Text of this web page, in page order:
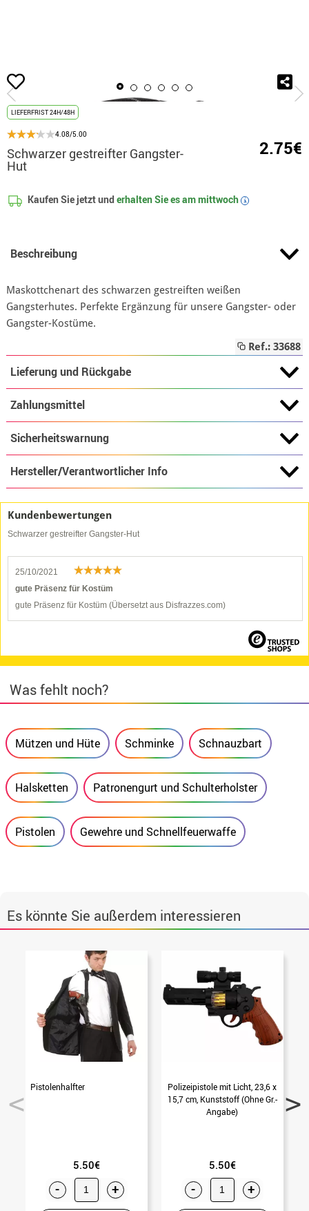
Beginn Schwarzer gestreifter Gangster-Hut
LIEFERFRIST 24H/48H
4.08/5.00
Schwarzer gestreifter Gangster-
Hut
2.75€
Kaufen Sie jetzt underhalten Sie es ammittwoch i
Beschreibung
Maskottchenart des schwarzen gestreiften weißen
Gangsterhutes. Perfekte Ergänzung für unsere Gangster- oder
Gangster-Kostüme.
Ref.: 33688
Lieferung und Rückgabe
Zahlungsmittel
Sicherheitswarnung
Hersteller/Verantwortlicher Info
Kundenbewertungen
Schwarzer gestreifter Gangster-Hut
25/10/2021
gute Präsenz für Kostüm
gute Präsenz für Kostüm (Übersetzt aus Disfrazzes.com)
Was fehlt noch?
Mützen und Hüte Schminke Schnauzbart
Halsketten Patronengurt und Schulterholster
Pistolen Gewehre und Schnellfeuerwaffe
Es könnte Sie außerdem interessieren
Pistolenhalfter
5.50€
- +
Polizeipistole mit Licht, 23,6 x
15,7 cm, Kunststoff (Ohne Gr.-
Angabe)
5.50€
- +